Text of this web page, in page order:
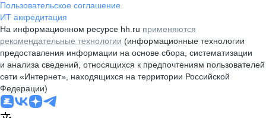
Пользовательское соглашение
ИТ аккредитация
На информационном ресурсе hh.ru применяются
рекомендательные технологии (информационные технологии
предоставления информации на основе сбора, систематизации
и анализа сведений, относящихся к предпочтениям пользователей
сети «Интернет», находящихся на территории Российской
Федерации)